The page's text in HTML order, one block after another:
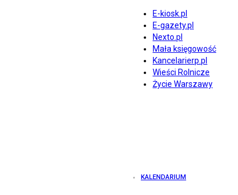
E-kiosk.pl
E-gazety.pl
Nexto.pl
Mała księgowość
Kancelarierp.pl
Wieści Rolnicze
Życie Warszawy
KALENDARIUM